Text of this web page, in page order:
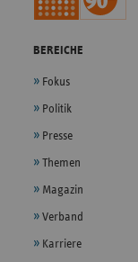
BEREICHE
Fokus
Politik
Presse
Themen
Magazin
Verband
Karriere